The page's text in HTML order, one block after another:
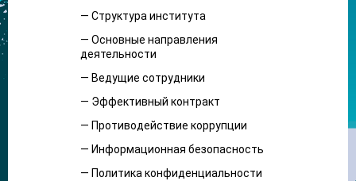
— Структура института
— Основные направления
деятельности
— Ведущие сотрудники
— Эффективный контракт
— Противодействие коррупции
— Информационная безопасность
— Политика конфиденциальности